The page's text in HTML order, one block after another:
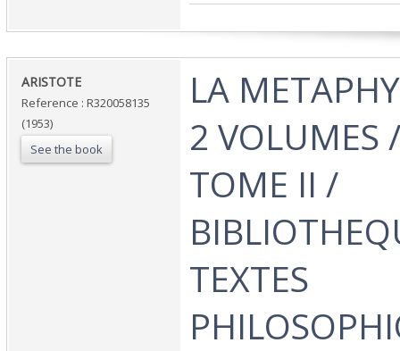
‎ARISTOTE‎
Reference : R320058135
(1953)
See the book
‎LA
2 VOLUMES
TOME II /
TEXTES